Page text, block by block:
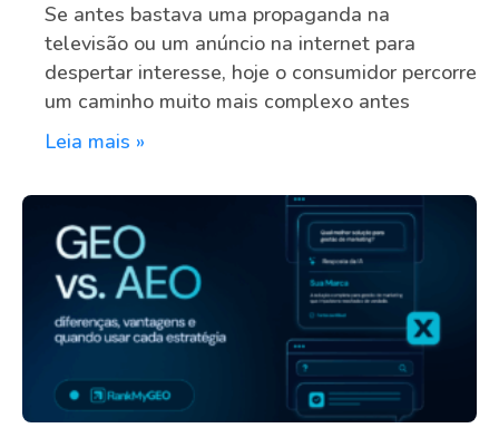
Se antes bastava uma propaganda na
televisão ou um anúncio na internet para
despertar interesse, hoje o consumidor percorre
um caminho muito mais complexo antes
Leia mais »